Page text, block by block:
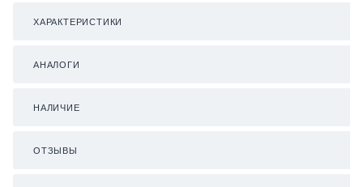
ХАРАКТЕРИСТИКИ
АНАЛОГИ
НАЛИЧИЕ
ОТЗЫВЫ